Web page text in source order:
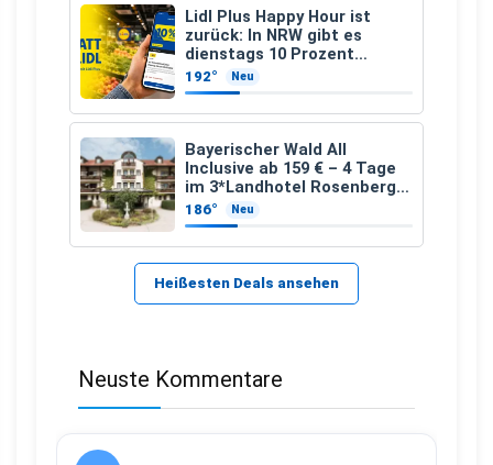
Lidl Plus Happy Hour ist
zurück: In NRW gibt es
dienstags 10 Prozent
Rabatt
192° Neu
Bayerischer Wald All
Inclusive ab 159 € – 4 Tage
im 3*Landhotel Rosenberger
mit Wellness
186° Neu
Heißesten Deals ansehen
Neuste Kommentare